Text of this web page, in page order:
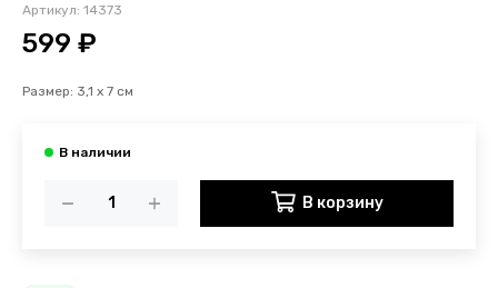
Артикул: 14373
599 ₽
Размер: 3,1 х 7 см
В корзину